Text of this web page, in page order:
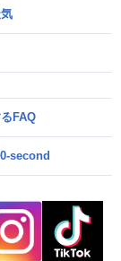
FAQ
second